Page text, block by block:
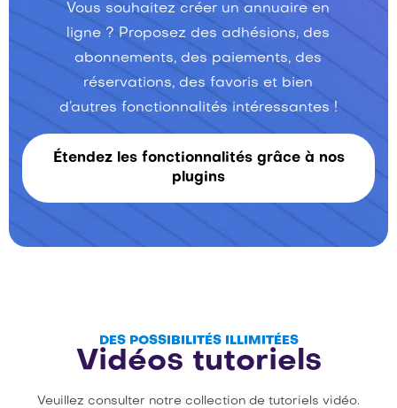
Vous souhaitez créer un annuaire en
ligne ? Proposez des adhésions, des
abonnements, des paiements, des
réservations, des favoris et bien
d’autres fonctionnalités intéressantes !
Étendez les fonctionnalités grâce à nos
plugins
DES POSSIBILITÉS ILLIMITÉES
Vidéos tutoriels
Veuillez consulter notre collection de tutoriels vidéo.